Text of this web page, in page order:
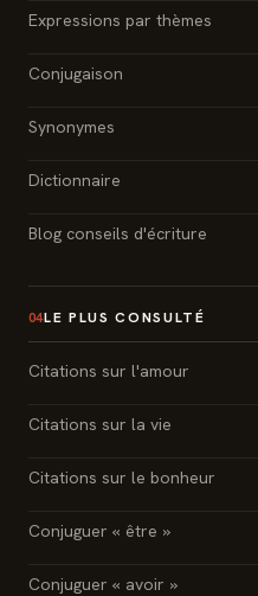
Expressions par thèmes
Conjugaison
Synonymes
Dictionnaire
Blog conseils d'écriture
04LE PLUS CONSULTÉ
Citations sur l'amour
Citations sur la vie
Citations sur le bonheur
Conjuguer « être »
Conjuguer « avoir »